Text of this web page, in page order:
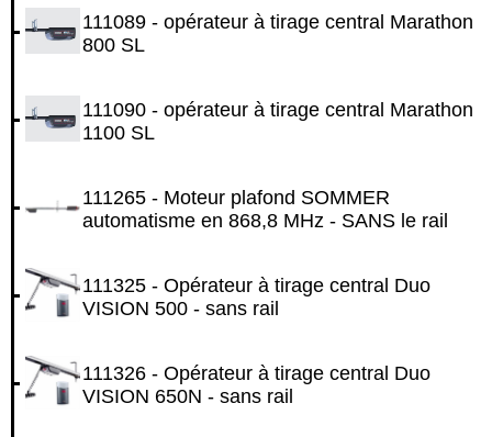
111089 - opérateur à tirage central Marathon
800 SL
111090 - opérateur à tirage central Marathon
1100 SL
111265 - Moteur plafond SOMMER
automatisme en 868,8 MHz - SANS le rail
111325 - Opérateur à tirage central Duo
VISION 500 - sans rail
111326 - Opérateur à tirage central Duo
VISION 650N - sans rail